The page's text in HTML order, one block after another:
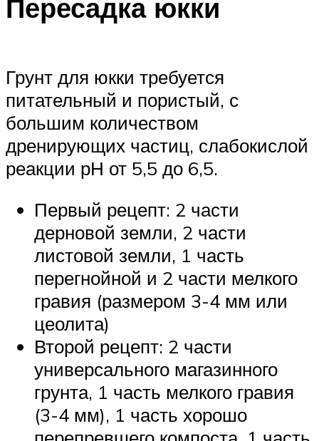
Пересадка юкки
Грунт для юкки требуется
питательный и пористый, с
большим количеством
дренирующих частиц, слабокислой
реакции рН от 5,5 до 6,5.
Первый рецепт: 2 части
дерновой земли, 2 части
листовой земли, 1 часть
перегнойной и 2 части мелкого
гравия (размером 3-4 мм или
цеолита)
Второй рецепт: 2 части
универсального магазинного
грунта, 1 часть мелкого гравия
(3-4 мм), 1 часть хорошо